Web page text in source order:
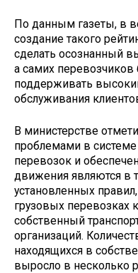
По данным газеты, в
создание такого
сделать осознанный
а самих перевозчиков
поддерживать
обслуживания
В министерстве
проблемами в
перевозок и
движения являются в
установленных
грузовых перевозках
собственный
организаций.
находящихся в
выросло в несколько